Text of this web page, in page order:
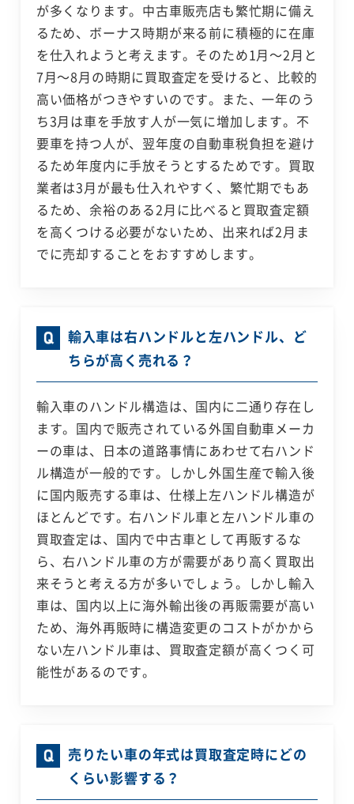
が多くなります。中古車販売店も繁忙期に備え
るため、ボーナス時期が来る前に積極的に在庫
を仕入れようと考えます。そのため1月～2月と
7月～8月の時期に買取査定を受けると、比較的
高い価格がつきやすいのです。また、一年のう
ち3月は車を手放す人が一気に増加します。不
要車を持つ人が、翌年度の自動車税負担を避け
るため年度内に手放そうとするためです。買取
業者は3月が最も仕入れやすく、繁忙期でもあ
るため、余裕のある2月に比べると買取査定額
を高くつける必要がないため、出来れば2月ま
でに売却することをおすすめします。
輸入車は右ハンドルと左ハンドル、ど
ちらが高く売れる？
輸入車のハンドル構造は、国内に二通り存在し
ます。国内で販売されている外国自動車メーカ
ーの車は、日本の道路事情にあわせて右ハンド
ル構造が一般的です。しかし外国生産で輸入後
に国内販売する車は、仕様上左ハンドル構造が
ほとんどです。右ハンドル車と左ハンドル車の
買取査定は、国内で中古車として再販するな
ら、右ハンドル車の方が需要があり高く買取出
来そうと考える方が多いでしょう。しかし輸入
車は、国内以上に海外輸出後の再販需要が高い
ため、海外再販時に構造変更のコストがかから
ない左ハンドル車は、買取査定額が高くつく可
能性があるのです。
売りたい車の年式は買取査定時にどの
くらい影響する？